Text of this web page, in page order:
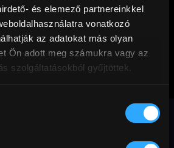
és elemező partnereinkkel
vonatkozó
az adatokat más olyan
Ön adott meg számukra vagy az
szolgáltatásokból gyűjtöttek.